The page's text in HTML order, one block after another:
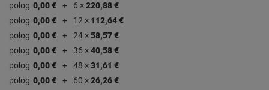
polog 0,00 € 6 ×220,88 €
polog 0,00 € 12 × 112,64 €
polog 0,00 € 24 ×58,57 €
polog 0,00 € 36 ×40,58 €
polog 0,00 € 48 ×31,61 €
polog 0,00 € 60 ×26,26 €